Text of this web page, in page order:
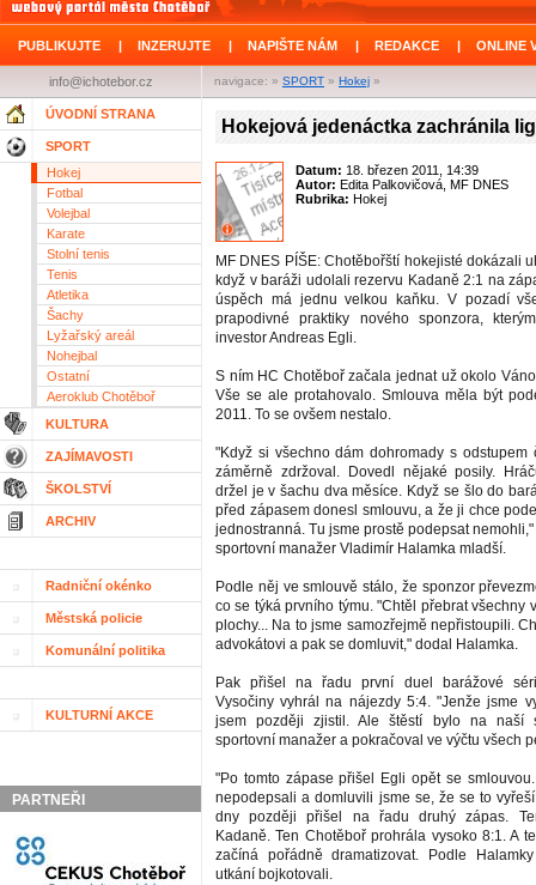
PUBLIKUJTE | INZERUJTE | NAPIŠTE NÁM | REDAKCE | ONLINE
navigace: » SPORT » Hokej »
info@ichotebor.cz
ÚVODNÍ STRANA
SPORT
Hokej
Fotbal
Volejbal
Karate
Stolní tenis
Tenis
Atletika
Šachy
Lyžařský areál
Nohejbal
Ostatní
Aeroklub Chotěboř
KULTURA
ZAJÍMAVOSTI
ŠKOLSTVÍ
ARCHIV
Radniční okénko
Městská policie
Komunální politika
KULTURNÍ AKCE
PARTNEŘI
Hokejová jedenáctka zachránila
Datum: 18. březen 2011, 14:39
Autor: Edita Palkovičová, MF DNES
Rubrika: Hokej
MF DNES PÍŠE: Chotěbořští hokejisté dokázali
když v baráži udolali rezervu Kadaně 2:1 na
úspěch má jednu velkou kaňku. V pozadí
prapodivné praktiky nového sponzora,
investor Andreas Egli.
S ním HC Chotěboř začala jednat už okolo
Vše se ale protahovalo. Smlouva měla být
2011. To se ovšem nestalo.
"Když si všechno dám dohromady s odstupem
záměrně zdržoval. Dovedl nějaké posily.
držel je v šachu dva měsíce. Když se šlo do
před zápasem donesl smlouvu, a že ji chce
jednostranná. Tu jsme prostě podepsat
sportovní manažer Vladimír Halamka mladší.
Podle něj ve smlouvě stálo, že sponzor
co se týká prvního týmu. "Chtěl přebrat všechny
plochy... Na to jsme samozřejmě nepřistoupili.
advokátovi a pak se domluvit," dodal Halamka.
Pak přišel na řadu první duel barážové
Vysočiny vyhrál na nájezdy 5:4. "Jenže jsme
jsem později zjistil. Ale štěstí bylo na naší
sportovní manažer a pokračoval ve výčtu všech
"Po tomto zápase přišel Egli opět se
nepodepsali a domluvili jsme se, že se to
dny později přišel na řadu druhý zápas.
Kadaně. Ten Chotěboř prohrála vysoko 8:1. A
začíná pořádně dramatizovat. Podle
utkání bojkotovali.